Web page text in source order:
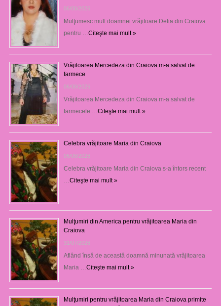
06/08/2026
Mulţumesc mult doamnei vrăjitoare Delia din Craiova
pentru … Citeşte mai mult »
Vrăjitoarea Mercedeza din Craiova m-a salvat de
farmece
06/08/2026
Vrăjitoarea Mercedeza din Craiova m-a salvat de
farmecele … Citeşte mai mult »
Celebra vrăjitoare Maria din Craiova
06/08/2026
Celebra vrăjitoare Maria din Craiova s-a întors recent
Citeşte mai mult »
Mulţumiri din America pentru vrăjitoarea Maria din
Craiova
31/07/2026
Aflând însă de această doamnă minunată vrăjitoarea
Maria … Citeşte mai mult »
Mulţumiri pentru vrăjitoarea Maria din Craiova primite